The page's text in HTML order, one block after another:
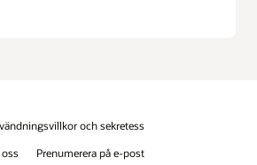
och sekretess
Prenumerera på e-post